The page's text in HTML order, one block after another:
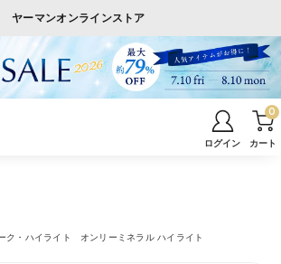
ヤーマンオンラインストア
ログイン カート
0
ク・ハイライト オンリーミネラル ハイライト